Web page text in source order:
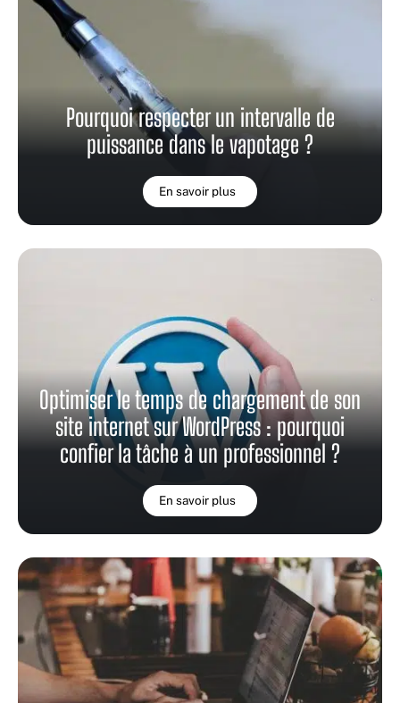
Pourquoi respecter un intervalle de
puissance dans le vapotage ?
En savoir plus
Optimiser le temps de chargement de son
site internet sur WordPress : pourquoi
confier la tâche à un professionnel ?
En savoir plus